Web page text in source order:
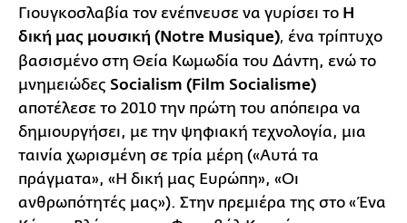
Γιουγκοσλαβία τον ενέπνευσε να γυρίσει το Η
δική μας μουσική (Notre Μusique), ένα τρίπτυχο
βασισμένο στη Θεία Κωμωδία του Δάντη, ενώ το
μνημειώδες Socialism (Film Socialisme)
αποτέλεσε το 2010 την πρώτη του απόπειρα να
δημιουργήσει, με την ψηφιακή τεχνολογία, μια
ταινία χωρισμένη σε τρία μέρη («Αυτά τα
πράγματα», «Η δική μας Ευρώπη», «Οι
ανθρωπότητές μας»). Στην πρεμιέρα της στο «Ένα